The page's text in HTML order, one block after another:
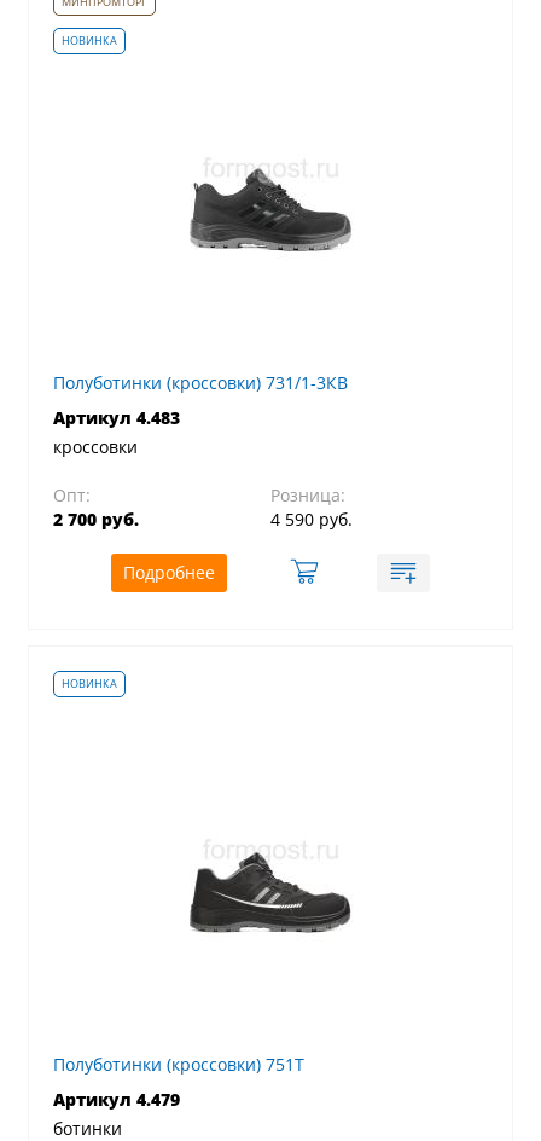
Полуботинки (кроссовки) 731/1-3КВ
Артикул 4.483
кроссовки
Опт:
2 700 руб.
Розница:
4 590 руб.
Подробнее
Полуботинки (кроссовки) 751Т
Артикул 4.479
ботинки